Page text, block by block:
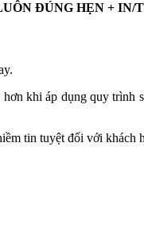
ĐÚNG HẸN + IN/
khi áp dụng quy trình
tin tuyệt đối với khách